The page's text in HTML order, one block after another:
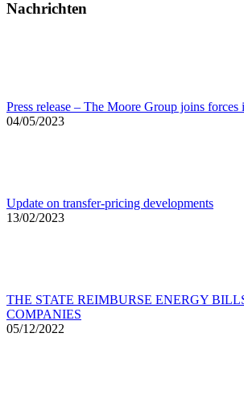
Nachrichten
Press release – The Moore Group joins forces
04/05/2023
Update on transfer-pricing developments
13/02/2023
THE STATE REIMBURSE ENERGY
COMPANIES
05/12/2022